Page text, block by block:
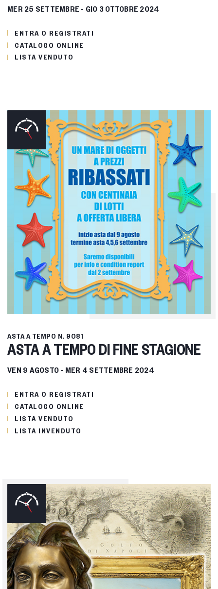
MER 25 SETTEMBRE - GIO 3 OTTOBRE 2024
ENTRA O REGISTRATI
CATALOGO ONLINE
LISTA VENDUTO
ASTA A TEMPO N. 9081
ASTA A TEMPO DI FINE STAGIONE
VEN 9 AGOSTO - MER 4 SETTEMBRE 2024
ENTRA O REGISTRATI
CATALOGO ONLINE
LISTA VENDUTO
LISTA INVENDUTO